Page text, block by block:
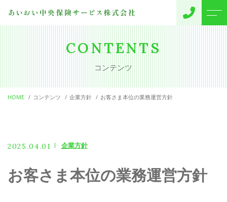
サポートメニュー
事故・変更のご連絡
会社概要
CONTENTS
コンテンツ
HOME コンテンツ 企業方針 お客さま本位の業務運営方針
2025.04.01 企業方針
お客さま本位の業務運営方針